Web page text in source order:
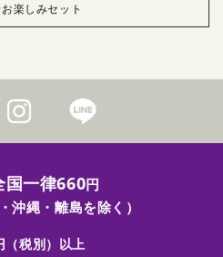
楽しみセット
一律660円
沖縄・離島を除く）
（税別）以上